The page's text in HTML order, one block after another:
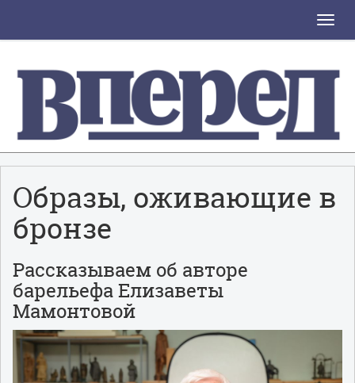
Toggle
Образы, оживающие в
бронзе
Рассказываем об авторе
барельефа Елизаветы
Мамонтовой